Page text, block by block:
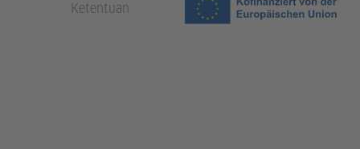
Ketentuan